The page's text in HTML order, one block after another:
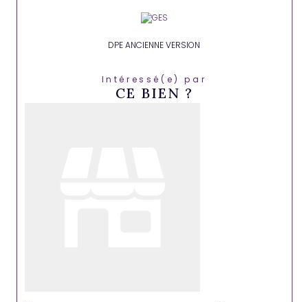
DPE ANCIENNE VERSION
Intéressé(e) par
CE BIEN ?